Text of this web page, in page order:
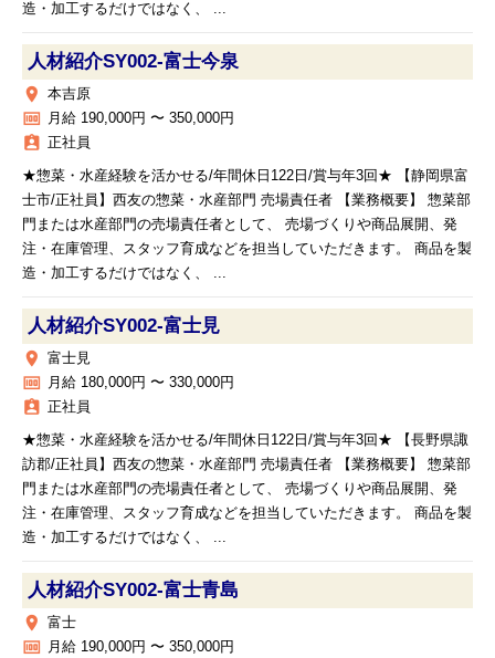
造・加工するだけではなく、 ...
人材紹介SY002‐富士今泉
place 本吉原
money 月給 190,000円 〜 350,000円
assignment_ind 正社員
★惣菜・水産経験を活かせる/年間休日122日/賞与年3回★ 【静岡県富
士市/正社員】西友の惣菜・水産部門 売場責任者 【業務概要】 惣菜部
門または水産部門の売場責任者として、 売場づくりや商品展開、発
注・在庫管理、スタッフ育成などを担当していただきます。 商品を製
造・加工するだけではなく、 ...
人材紹介SY002‐富士見
place 富士見
money 月給 180,000円 〜 330,000円
assignment_ind 正社員
★惣菜・水産経験を活かせる/年間休日122日/賞与年3回★ 【長野県諏
訪郡/正社員】西友の惣菜・水産部門 売場責任者 【業務概要】 惣菜部
門または水産部門の売場責任者として、 売場づくりや商品展開、発
注・在庫管理、スタッフ育成などを担当していただきます。 商品を製
造・加工するだけではなく、 ...
人材紹介SY002‐富士青島
place 富士
money 月給 190,000円 〜 350,000円